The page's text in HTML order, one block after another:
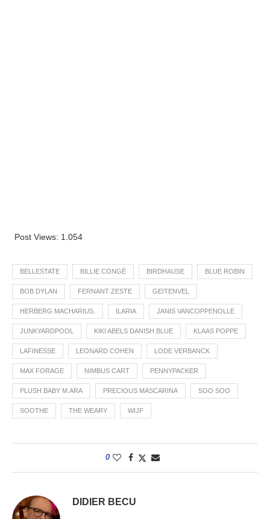
Post Views: 1.054
BELLESTATE BILLIE CONGÉ BIRDHAUSE BLUE ROBIN
BOB DYLAN FERNANT ZESTE GEITENVEL
HERBERG MACHARIUS. ILARIA JANIS VANCOPPENOLLE
JUNKYARDPOOL KIKI ABELS DANISH BLUE KLAAS POPPE
LAFINESSE LEONARD COHEN LODE VERBANCK
MAX FORAGE NIMBUS CART PENNYPACKER
PLUSH BABY M.ARA PRECIOUS MASCARINA SOO SOO
SOOTHE THE WEARY WIJF
0
DIDIER BECU